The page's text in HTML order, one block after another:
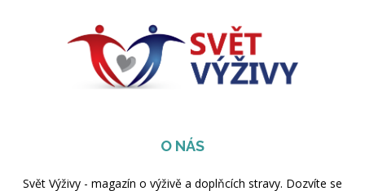
O NÁS
Svět Výživy - magazín o výživě a doplňcích stravy. Dozvíte se